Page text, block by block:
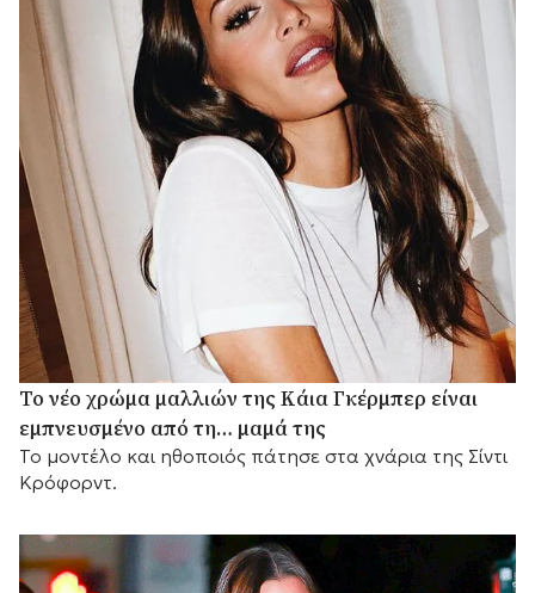
Το νέο χρώμα μαλλιών της Κάια Γκέρμπερ είναι
εμπνευσμένο από τη… μαμά της
Το μοντέλο και ηθοποιός πάτησε στα χνάρια της Σίντι
Κρόφορντ.